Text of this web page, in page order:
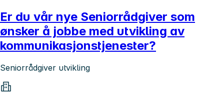
Er du vår nye Seniorrådgiver som
ønsker å jobbe med utvikling av
kommunikasjonstjenester?
Seniorrådgiver utvikling